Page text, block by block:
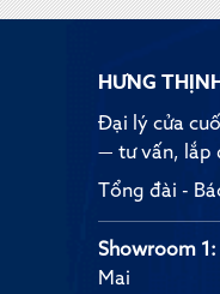
HƯNG
Đại lý cửa
— tư vấn, lắp
Tổng đài -
Showroom 1:
Mai